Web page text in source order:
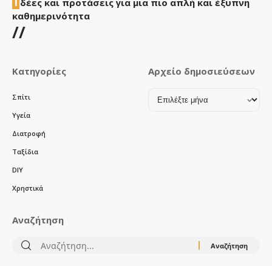
δέες και προτάσεις για μια πιο απλή και έξυπνη
καθημερινότητα
//
Κατηγορίες
Σπίτι
Υγεία
Διατροφή
Ταξίδια
DIY
Χρηστικά
Αρχείο δημοσιεύσεων
Αρχείο
Αναζήτηση
Αναζήτηση